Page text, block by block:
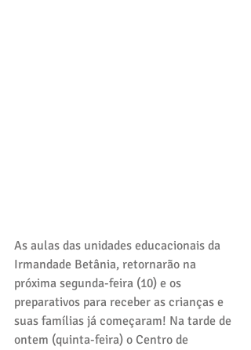
As aulas das unidades educacionais da
Irmandade Betânia, retornarão na
próxima segunda-feira (10) e os
preparativos para receber as crianças e
suas famílias já começaram! Na tarde de
ontem (quinta-feira) o Centro de